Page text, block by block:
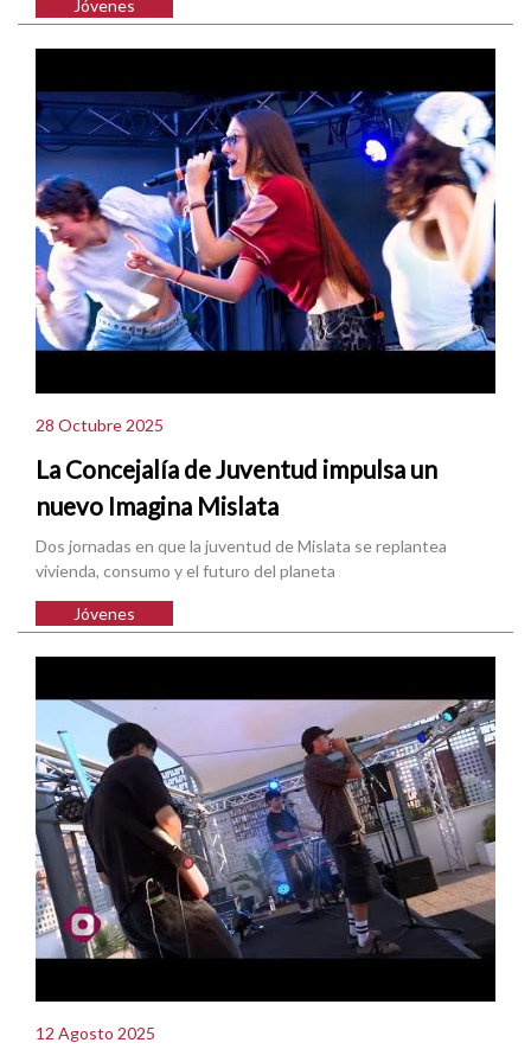
Jóvenes
28 Octubre 2025
La Concejalía de Juventud impulsa un
nuevo Imagina Mislata
Dos jornadas en que la juventud de Mislata se replantea
vivienda, consumo y el futuro del planeta
Jóvenes
12 Agosto 2025